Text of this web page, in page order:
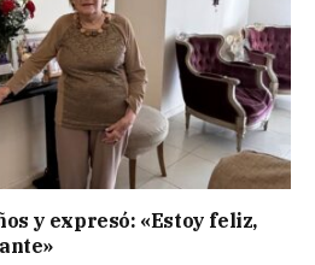
y expresó: «Estoy feliz,